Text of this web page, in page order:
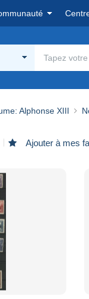
Alphonse XIII
Ajouter à mes